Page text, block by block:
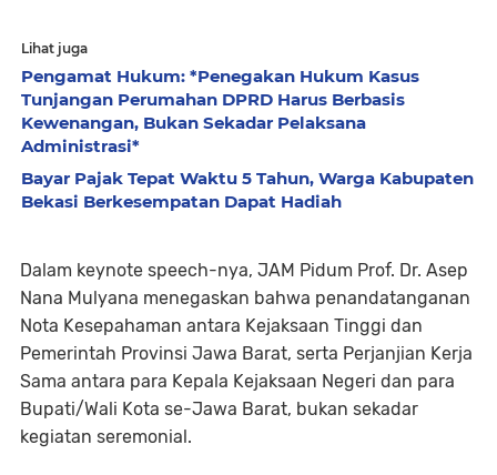
Lihat juga
Pengamat Hukum: *Penegakan Hukum Kasus
Tunjangan Perumahan DPRD Harus Berbasis
Kewenangan, Bukan Sekadar Pelaksana
Administrasi*
Bayar Pajak Tepat Waktu 5 Tahun, Warga Kabupaten
Bekasi Berkesempatan Dapat Hadiah
Dalam keynote speech-nya, JAM Pidum Prof. Dr. Asep
Nana Mulyana menegaskan bahwa penandatanganan
Nota Kesepahaman antara Kejaksaan Tinggi dan
Pemerintah Provinsi Jawa Barat, serta Perjanjian Kerja
Sama antara para Kepala Kejaksaan Negeri dan para
Bupati/Wali Kota se-Jawa Barat, bukan sekadar
kegiatan seremonial.